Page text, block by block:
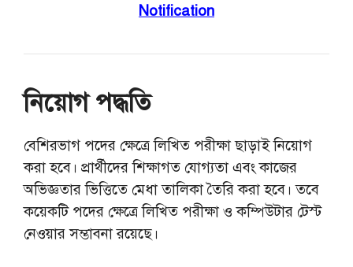
Notification
নিয়োগ পদ্ধতি
বেশিরভাগ পদের ক্ষেত্রে লিখিত পরীক্ষা ছাড়াই নিয়োগ
করা হবে। প্রার্থীদের শিক্ষাগত যোগ্যতা এবং কাজের
অভিজ্ঞতার ভিত্তিতে মেধা তালিকা তৈরি করা হবে। তবে
কয়েকটি পদের ক্ষেত্রে লিখিত পরীক্ষা ও কম্পিউটার টেস্ট
নেওয়ার সম্ভাবনা রয়েছে।